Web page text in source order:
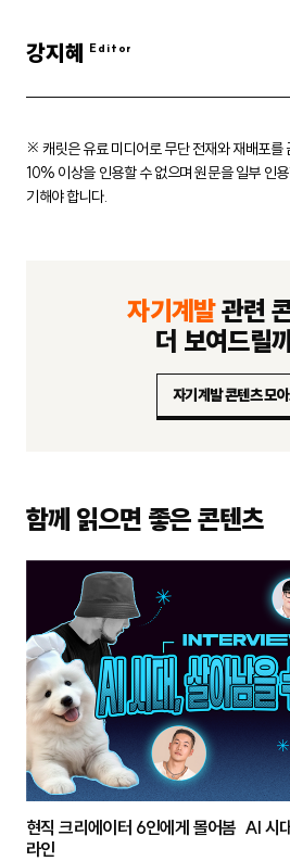
강지혜
※ 캐릿은 유료 미디어로 무단 전재와 재배포를
10% 이상을 인용할 수 없으며 원문을 일부 인
기해야 합니다.
자기계발관련
더 보여드릴
자기계발 콘텐츠 모
함께 읽으면 좋은 콘텐츠
현직 크리에이터 6인에게 몰어봄 AI 시
라인